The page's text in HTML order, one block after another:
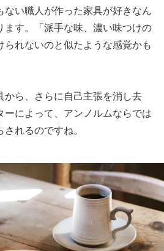
ない職人が作った家具が好きなん
ます。「派手な味、濃い味つけの
れないのと似たような感覚かも
から、さらに自己主張を消し去
ーによって、アンノルムならでは
れるのですね。